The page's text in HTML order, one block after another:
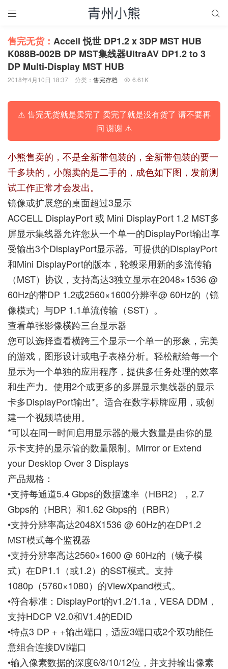
 
售完无货： Accell 悦世 DP1.2 x 3DP MST HUB
K088B-002B DP MST集线器UltraAV DP1.2 to 3
DP Multi-Display MST HUB
2018年4月10日 18:37 分类： 售完存档  6.61K
⚠️ 售完无货就是卖完了 卖完了就是没有货了 请不要再
问 谢谢 ⚠️
小熊售卖的，不是全新带包装的，全新带包装的要一
千多块的，小熊卖的是二手的，成色如下图，发前测
试工作正常才会发出。
镜像或扩展您的桌面超过3显示
ACCELL DisplayPort 或 Mini DisplayPort 1.2 MST多
屏显示集线器允许您从一个单一的DisplayPort输出享
受输出3个DisplayPort显示器。可提供的DisplayPort
和Mini DisplayPort的版本，轮毂采用新的多流传输
（MST）协议，支持高达3独立显示在2048×1536 @
60Hz的带DP 1.2或2560×1600分辨率@ 60Hz的（镜
像模式）与DP 1.1单流传输（SST）。
查看单张影像横跨三台显示器
您可以选择查看横跨三个显示一个单一的形象，完美
的游戏，图形设计或电子表格分析。轻松献给每一个
显示为一个单独的应用程序，提供多任务处理的效率
和生产力。使用2个或更多的多屏显示集线器的显示
卡多DisplayPort输出*。适合在数字标牌应用，或创
建一个视频墙使用。
*可以在同一时间启用显示器的最大数量是由你的显
示卡支持的显示管的数量限制。Mirror or Extend
your Desktop Over 3 Displays
产品规格：
•支持每通道5.4 Gbps的数据速率（HBR2），2.7
Gbps的（HBR）和1.62 Gbps的（RBR）
•支持分辨率高达2048X1536 @ 60Hz的在DP1.2
MST模式每个监视器
•支持分辨率高达2560×1600 @ 60Hz的（镜子模
式）在DP1.1（或1.2）的SST模式。支持
1080p（5760×1080）的ViewXpand模式。
•符合标准：DisplayPort的v1.2/1.1a，VESA DDM，
支持HDCP V2.0和V1.4的EDID
•特点3 DP + +输出端口，适应3端口或2个双功能任
意组合连接DVI端口
•输入像素数据的深度6/8/10/12位，并支持输出像素